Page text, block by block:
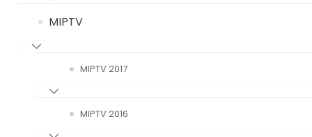
MIPTV
MIPTV 2017
MIPTV 2016